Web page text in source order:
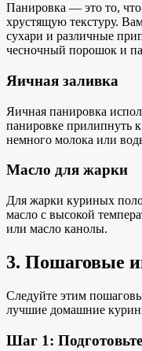
Панировка — это то,
хрустящую текстуру.
сухари и различные
чесночный порошок и
Яичная заливка
Яичная панировка
панировке прилипнуть
немного молока или
Масло для жарки
Для жарки куриных
масло с высокой
или масло канолы.
3. Пошаговые
Следуйте этим
лучшие домашние
Шаг 1: